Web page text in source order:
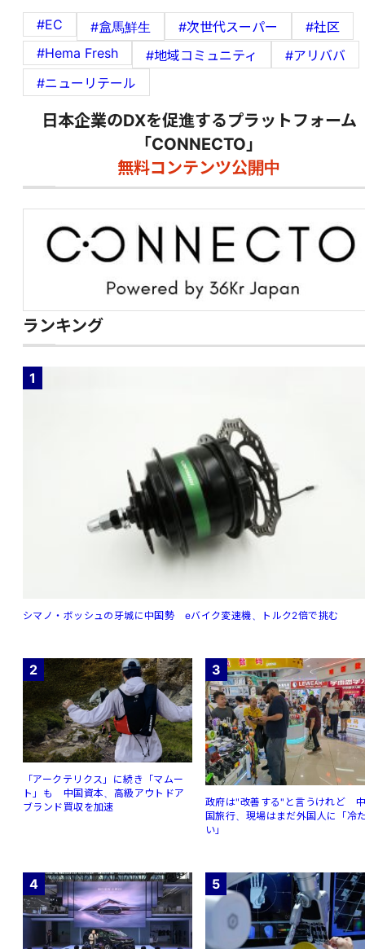
#EC #盒馬鮮生 #次世代スーパー
#社区
#Hema Fresh
#地域コミュニティ
#アリババ
#ニューリテール
日本企業のDXを促進するプラットフォーム
「CONNECTO」
無料コンテンツ公開中
ランキング
1
シマノ・ボッシュの牙城に中国勢 eバイク変速機、トルク2倍で挑む
2
「アークテリクス」に続き「マムー
ト」も 中国資本、高級アウトドア
ブランド買収を加速
3
政府は"改善する"と言うけれど
国旅行、現場はまだ外国人に「冷
い」
4 5